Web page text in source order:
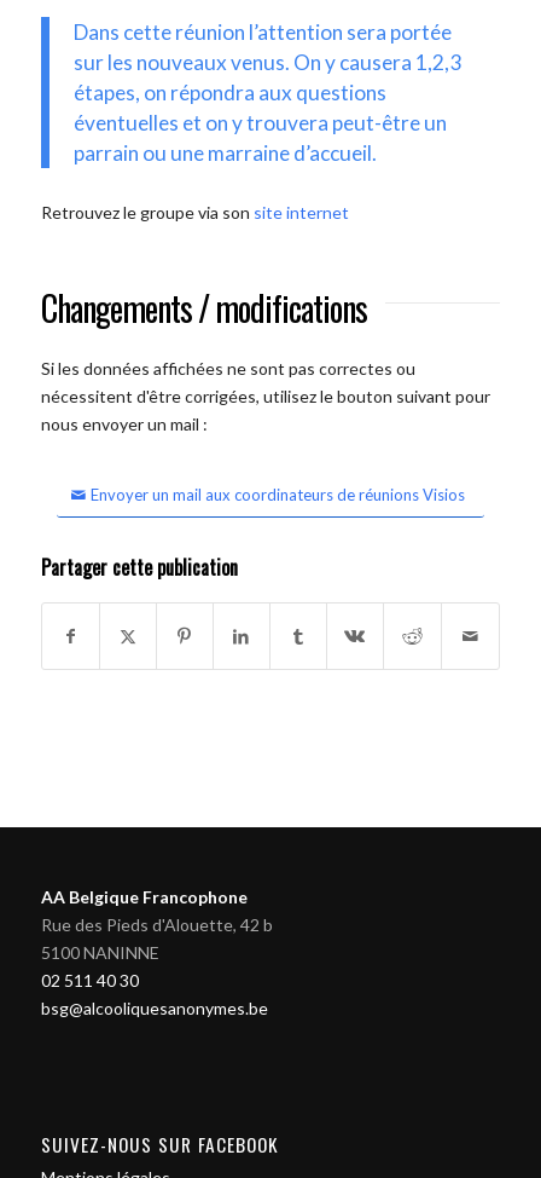
Dans cette réunion l’attention sera portée
sur les nouveaux venus. On y causera 1,2,3
étapes, on répondra aux questions
éventuelles et on y trouvera peut-être un
parrain ou une marraine d’accueil.
Retrouvez le groupe via son site internet
Changements / modifications
Si les données affichées ne sont pas correctes ou
nécessitent d'être corrigées, utilisez le bouton suivant pour
nous envoyer un mail :
Envoyer un mail aux coordinateurs de réunions Visios
Partager cette publication
AA Belgique Francophone
Rue des Pieds d'Alouette, 42 b
5100 NANINNE
02 511 40 30
bsg@alcooliquesanonymes.be
SUIVEZ-NOUS SUR FACEBOOK